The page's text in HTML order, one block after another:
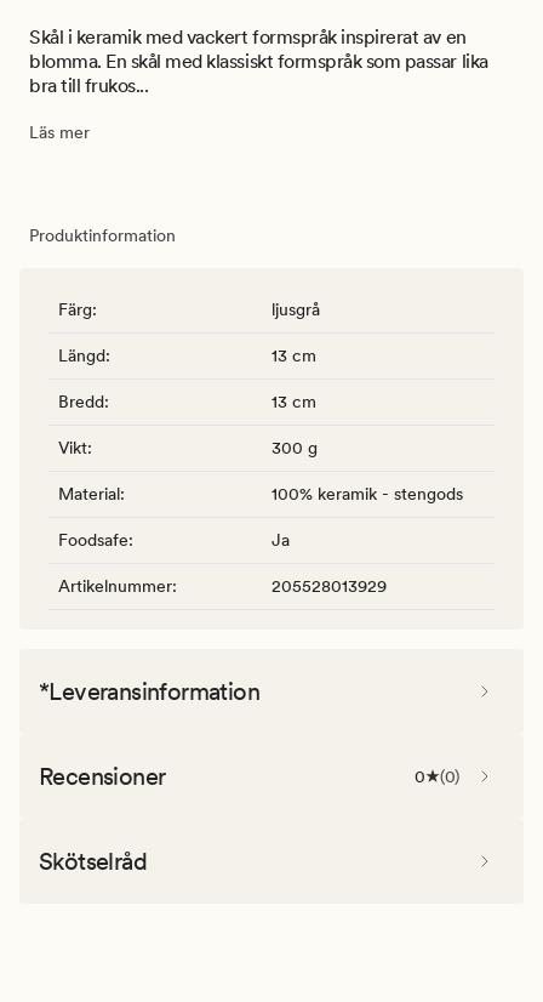
Skål i keramik med vackert formspråk inspirerat av en
blomma. En skål med klassiskt formspråk som passar lika
bra till frukos...
Läs mer
Produktinformation
Färg: ljusgrå
Längd: 13 cm
Bredd: 13 cm
Vikt: 300 g
Material: 100% keramik - stengods
Foodsafe: Ja
Artikelnummer: 205528013929
*Leveransinformation
Recensioner 0 (0)
Skötselråd